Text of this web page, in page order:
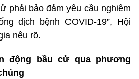
phải bảo đảm yêu cầu nghiêm
dịch bệnh COVID-19”, Hội
nêu rõ.
động bầu cử qua phương
g